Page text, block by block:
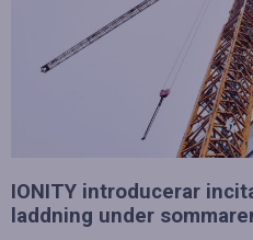
IONITY introducerar
laddning under